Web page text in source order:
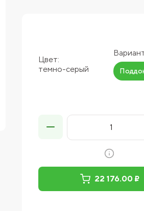
Цвет:
темно-серый
22 176.00 ₽